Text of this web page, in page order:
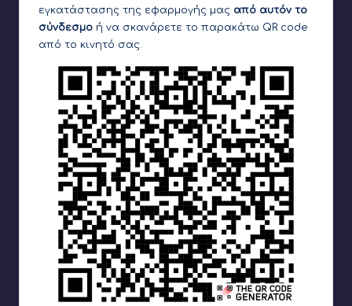
εγκατάστασης της εφαρμογής μας από αυτόν το
σύνδεσμο ή να σκανάρετε το παρακάτω QR code
από το κινητό σας.